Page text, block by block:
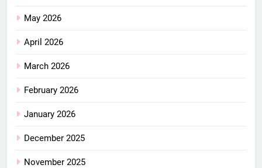
May 2026
April 2026
March 2026
February 2026
January 2026
December 2025
November 2025